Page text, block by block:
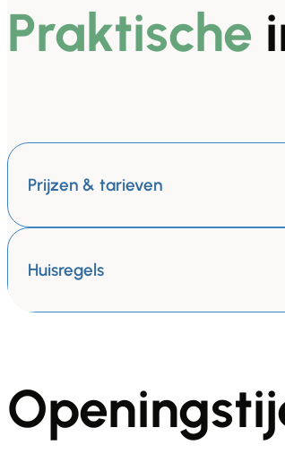
Praktische
Prijzen & tarieven
Huisregels